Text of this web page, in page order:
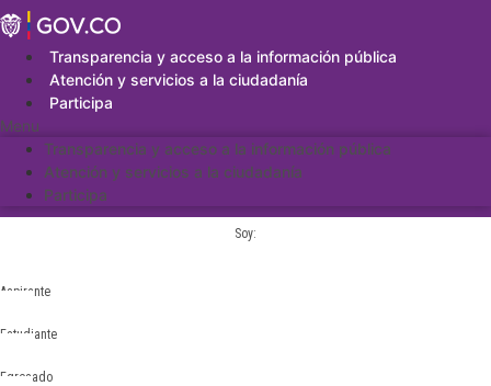
Saltar
al
contenidoTransparencia y acceso a la información pública
Atención y servicios a la ciudadanía
Participa
Menu
Transparencia y acceso a la información pública
Atención y servicios a la ciudadanía
Participa
Soy:
Aspirante
Estudiante
Egresado